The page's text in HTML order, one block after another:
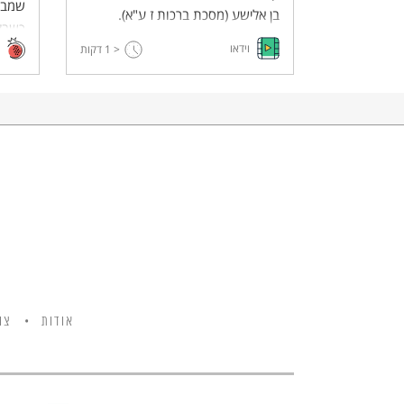
בן אלישע (מסכת ברכות ז ע"א).
בהשתתתפות: הרב מנחם פרומן
והסופרת שבא סלהוב.
וידאו < 1 דקות
אודות